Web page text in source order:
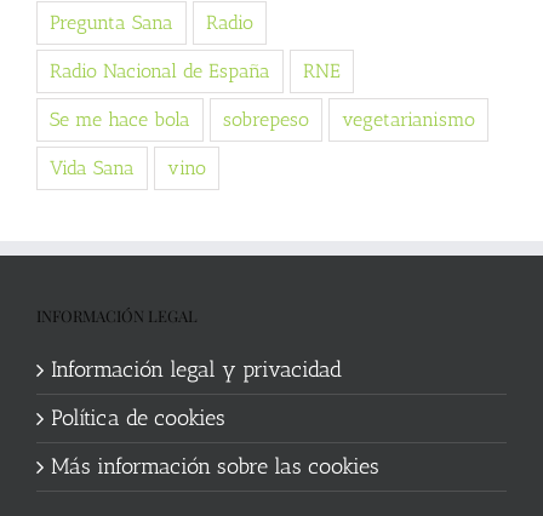
Pregunta Sana Radio
Radio Nacional de España RNE
Se me hace bola sobrepeso vegetarianismo
Vida Sana vino
INFORMACIÓN LEGAL
Información legal y privacidad
Política de cookies
Más información sobre las cookies